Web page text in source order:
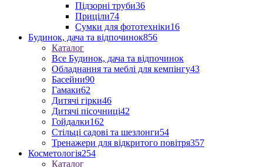
Підзорні труби36
Приціли74
Сумки для фототехніки16
Будинок, дача та відпочинок856
Каталог
Все Будинок, дача та відпочинок
Обладнання та меблі для кемпінгу43
Басейни90
Гамаки62
Дитячі гірки46
Дитячі пісочниці42
Гойдалки162
Стільці садові та шезлонги54
Тренажери для відкритого повітря357
Косметологія254
Каталог